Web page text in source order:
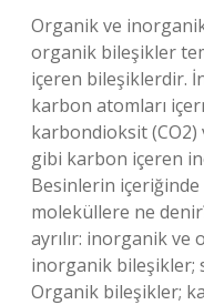
Organik ve
organik bileşikler
içeren bileşiklerdir.
karbon atomları
karbondioksit (CO2)
gibi karbon içeren
Besinlerin
moleküllere ne
ayrılır: inorganik ve
inorganik bileşikler;
Organik bileşikler;